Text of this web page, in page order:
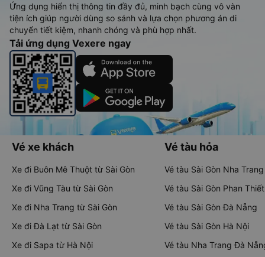
Ứng dụng hiển thị thông tin đầy đủ, minh bạch cùng vô vàn
tiện ích giúp người dùng so sánh và lựa chọn phương án di
chuyển tiết kiệm, nhanh chóng và phù hợp nhất.
Tải ứng dụng Vexere ngay
Vé xe khách
Xe đi Buôn Mê Thuột từ Sài Gòn
Xe đi Vũng Tàu từ Sài Gòn
Xe đi Nha Trang từ Sài Gòn
Xe đi Đà Lạt từ Sài Gòn
Xe đi Sapa từ Hà Nội
Vé tàu hỏa
Vé tàu Sài Gòn Nha Trang
Vé tàu Sài Gòn Phan Thiết
Vé tàu Sài Gòn Đà Nẵng
Vé tàu Sài Gòn Hà Nội
Vé tàu Nha Trang Đà